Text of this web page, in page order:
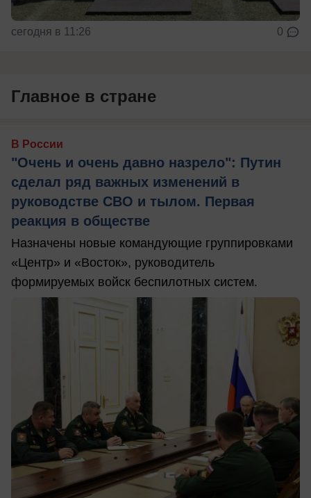
сегодня в 11:26 0
Главное в стране
В России
"Очень и очень давно назрело": Путин
сделал ряд важных изменений в
руководстве СВО и тылом. Первая
реакция в обществе
Назначены новые командующие группировками
«Центр» и «Восток», руководитель
формируемых войск беспилотных систем.